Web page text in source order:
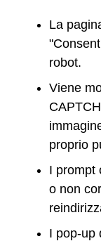
La
robot.
Viene
proprio
I prompt
o non
I pop-up